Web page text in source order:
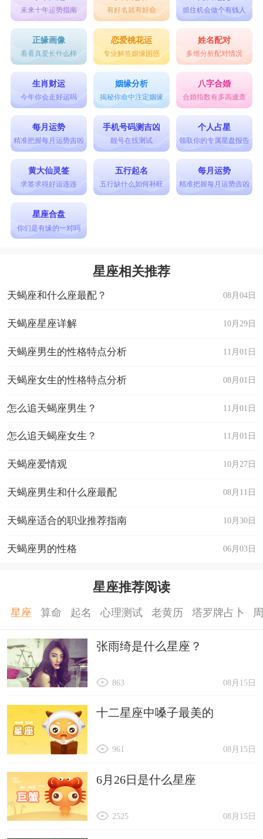
狮子座是热情果敢的，对于爱情他们渴望拥有
一份轰轰烈烈的情感，谱写一段可歌可泣的恋爱篇
章。他们知道自己想要的是什么，在爱情中属于主
子座对于爱情他们愿意屈尊降贵，尊重对方的喜
好，但是并不意味着抛弃尊严，一旦触碰到自己的
底线，狮子座的人会毅然决然的离开，不做留恋。
第六名：
情场得意的 双子座在情人节当然也不甘示弱，
双子座的异性缘一向很好，情人节轻轻松松就能脱
单。不过双子座要注意一下桃花太多的问题，有时
双子座的人对待爱情更愿意主动出击，他们喜
欢挑战，喜欢新鲜事物，对于爱情主动出击更能带
激发双子座的好胜心。双子座的人喜欢爱与被爱的
感觉，有时候是主动的一方，有时候也愿意享受恋
遇到更好的，便会抛弃现有的一切去追逐新的事物
和人。因此双子座给人的感觉就是花心，而且双子
十二星座怎么快速脱单?
白羊座 ：收敛一下自己的脾气，下次要发火的
金牛座：别只顾着吃，勤快地约一约异性，搞
看看书，增长一下内涵。
巨蟹座 ：大胆一点主动一点，喜欢就说，不要
扭扭捏捏的。
狮子座：细节!要注意细节!观察一下对方喜欢
啥，就送啥。别一天到晚只顾着自己!
处女座 ：多微笑~放轻松一点，不要老是挑三
天秤座：多出去聚会，兴许就碰上你中意的人
了。随和一点，才能招桃花~
未来十年运势指南 有好名就有好命 抓住机会做个有钱人
正缘画像
看看真爱长什么样
恋爱桃花运
专业解答姻缘困惑
姓名配对
多维分析配对情况
生肖财运
今年你会走好运吗
姻缘分析
揭秘你命中注定姻缘
八字合婚
合婚指数有多高速查
每月运势
精准把握每月运势吉凶
手机号码测吉凶
靓号在线测试
个人占星
领取你的专属星盘报告
黄大仙灵签
求签求得好运连连
五行起名
五行缺什么如何补旺
每月运势
精准把握每月运势吉凶
星座合盘
你们是有缘的一对吗
星座相关推荐
08月04日
天蝎座和什么座最配？
10月29日
天蝎座星座详解
11月01日
天蝎座男生的性格特点分析
08月01日
天蝎座女生的性格特点分析
11月01日
怎么追天蝎座男生？
11月01日
怎么追天蝎座女生？
10月27日
天蝎座爱情观
08月11日
天蝎座男生和什么座最配
10月30日
天蝎座适合的职业推荐指南
06月03日
天蝎座男的性格
星座推荐阅读
星座 算命 起名 心理测试 老黄历 塔罗牌占卜
张雨绮是什么星座？
08月15日
863
十二星座中嗓子最美的
08月15日
961
6月26日是什么星座
08月15日
2525